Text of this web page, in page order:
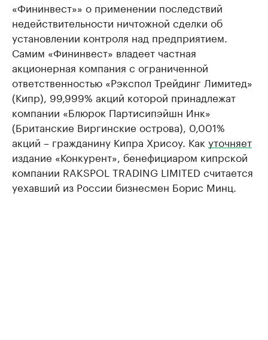
«Фининвест»» о применении последствий
недействительности ничтожной сделки об
установлении контроля над предприятием.
Самим «Фининвест» владеет частная
акционерная компания с ограниченной
ответственностью «Рэкспол Трейдинг Лимитед»
(Кипр), 99,999% акций которой принадлежат
компании «Блюрок Партисипэйшн Инк»
(Британские Виргинские острова), 0,001%
акций – гражданину Кипра Хрисоу. Как уточняет
издание «Конкурент», бенефициаром кипрской
компании RAKSPOL TRADING LIMITED считается
уехавший из России бизнесмен Борис Минц.